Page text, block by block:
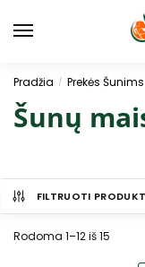
Pradžia / Prekės Šunims
Šunų
FILTRUOTI
Rodoma 1–12 iš 15